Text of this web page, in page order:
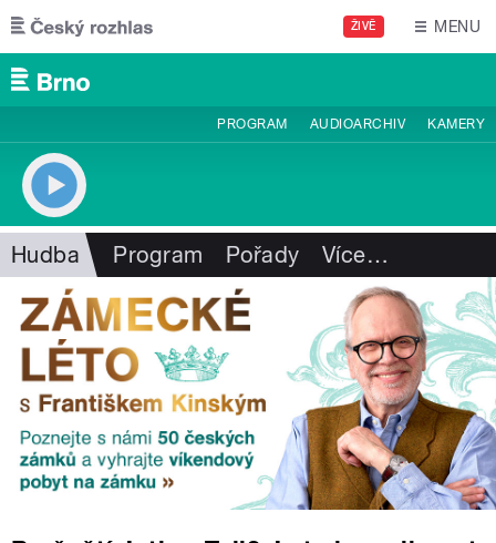
Přejít k hlavnímu obsahu
ŽIVĚ MENU
PROGRAM AUDIOARCHIV KAMERY
Hudba Program Pořady Více…